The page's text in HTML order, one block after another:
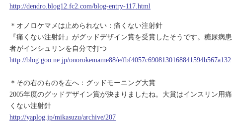
http://dendro.blog12.fc2.com/blog-entry-117.html
＊オノロケマメは止められない：痛くない注射針
『痛くない注射針』がグッドデザイン賞を受賞したそうです。糖尿病患
者がインシュリンを自分で打つ
http://blog.goo.ne.jp/onorokemame88/e/fbf4057c6908130168841594b567a132
＊その右のものを左へ：グッドモーニング大賞
2005年度のグッドデザイン賞が決まりましたね。大賞はインスリン用痛
くない注射針
http://yaplog.jp/mikasuzu/archive/207